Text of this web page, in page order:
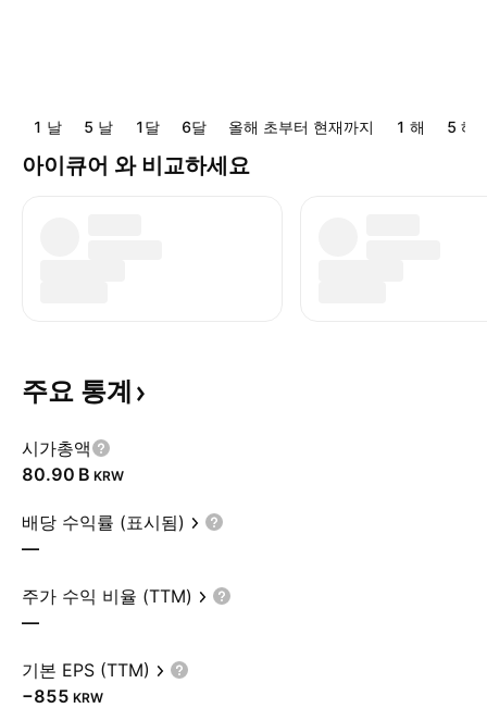
1 날 5 날 1달 6달 올해 초부터 현재까지 1 해 5 해
아이큐어 와 비교하세요
주요 통계
시가총액
‪80.90 B‬ KRW
배당 수익률 (표시됨)
—
주가 수익 비율 (TTM)
—
기본 EPS (TTM)
−855 KRW